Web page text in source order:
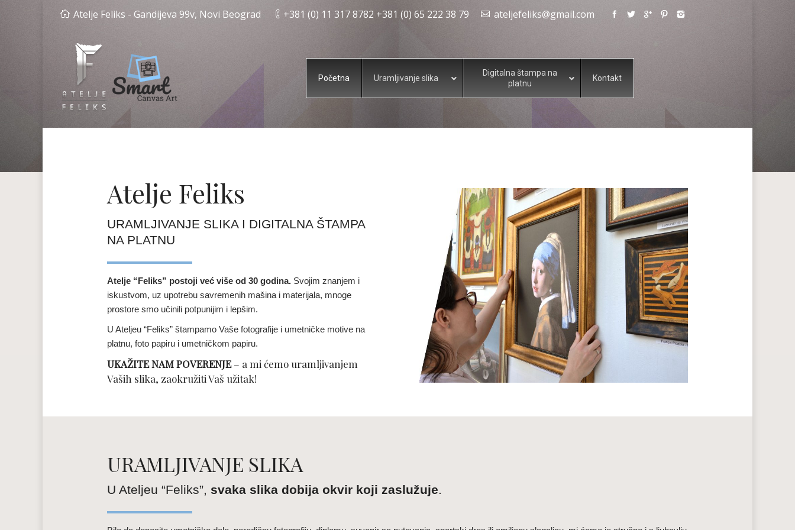
Atelje Feliks - Gandijeva 99v, Novi Beograd +381 (0) 11 317 8782 +381 (0) 65 222 38 79 ateljefeliks@gmail.com
Početna Uramljivanje slika
Digitalna štampa na
platnu
Kontakt
Atelje Feliks
URAMLJIVANJE SLIKA I DIGITALNA ŠTAMPA
NA PLATNU
Atelje “Feliks” postoji već više od 30 godina. Svojim znanjem i
iskustvom, uz upotrebu savremenih mašina i materijala, mnoge
prostore smo učinili potpunijim i lepšim.
U Ateljeu “Feliks” štampamo Vaše fotografije i umetničke motive na
platnu, foto papiru i umetničkom papiru.
UKAŽITE NAM POVERENJE– a mi ćemo uramljivanjem
Vaših slika, zaokružiti Vaš užitak!
URAMLJIVANJE SLIKA
U Ateljeu “Feliks”, svaka slika dobija okvir koji zaslužuje.